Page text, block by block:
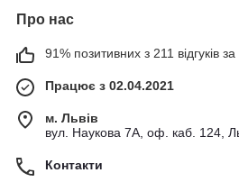
Про нас
91% позитивних з 211 відгуків за
Працює з 02.04.2021
м. Львів
вул. Наукова 7А, оф. каб. 124,
Контакти